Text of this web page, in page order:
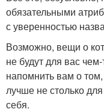
обязательными
с уверенностью
Возможно, вещи о
не будут для вас
напомнить вам о том,
лучше не столько
себя.